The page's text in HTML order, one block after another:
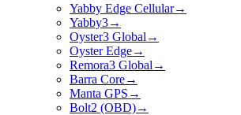
Yabby Edge Cellular→
Yabby3→
Oyster3 Global →
Oyster Edge→
Remora3 Global →
Barra Core→
Manta GPS →
Bolt2 (OBD)→